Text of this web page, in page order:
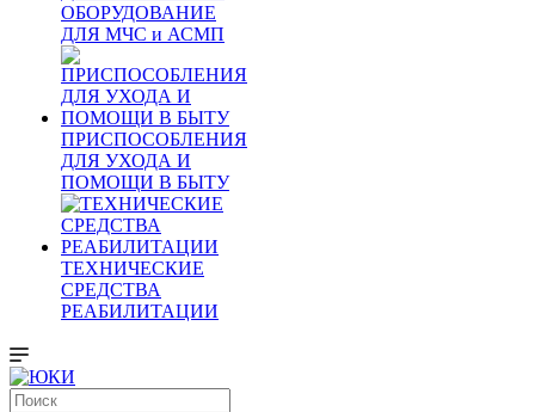
ОБОРУДОВАНИЕ
ДЛЯ МЧС и АСМП
ПРИСПОСОБЛЕНИЯ
ДЛЯ УХОДА И
ПОМОЩИ В БЫТУ
ТЕХНИЧЕСКИЕ
СРЕДСТВА
РЕАБИЛИТАЦИИ